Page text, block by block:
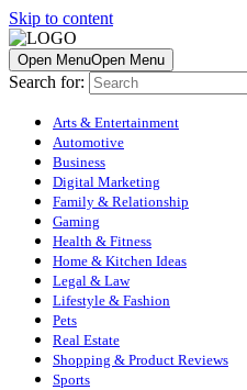
Skip to content
Open MenuOpen Menu
Search for:
Arts & Entertainment
Automotive
Business
Digital Marketing
Family & Relationship
Gaming
Health & Fitness
Home & Kitchen Ideas
Legal & Law
Lifestyle & Fashion
Pets
Real Estate
Shopping & Product Reviews
Sports